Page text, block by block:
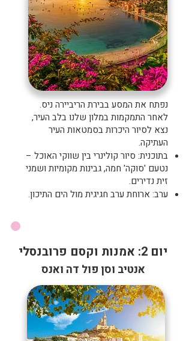
נפתח את המסע בבירת הריביירה ניס.
לאחר התמקמות במלון שלנו בלב העיר,
נצא לסיור היכרות בסמטאות העיר
העתיקה.
בתוכנית: סיור קולינרי בין שווקי האוכל –
נטעם 'סוקה' חמה, גבינות מקומיות ושמני
זית נדירים.
ערב: ארוחת ערב חגיגית מול הים התיכון.
יום 2: אמנות וקסם פרובנסלי
אנטיב וסן פול דה ואנס